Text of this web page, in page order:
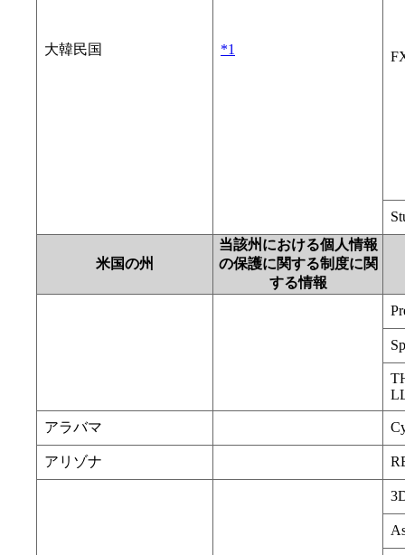
大韓民国 *1
米国の州
当該州における個人情報
の保護に関する制度に関
する情報
アラバマ
アリゾナ